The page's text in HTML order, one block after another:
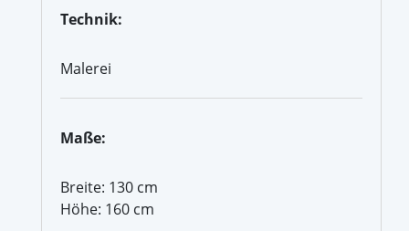
Technik:
Malerei
Maße:
Breite: 130 cm
Höhe: 160 cm